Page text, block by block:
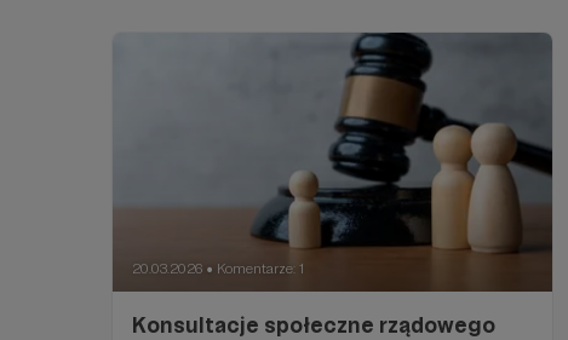
20.03.2026 ● Komentarze: 1
Konsultacje społeczne rządowego